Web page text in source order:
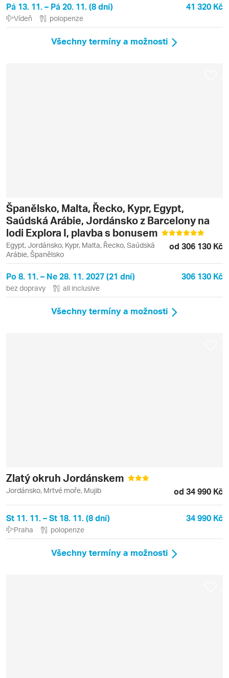
Pá 13. 11. – Pá 20. 11. (8 dní) 41 320 Kč
Vídeň polopenze
Všechny termíny a možnosti
Španělsko, Malta, Řecko, Kypr, Egypt,
Saúdská Arábie, Jordánsko z Barcelony na
lodi Explora I, plavba s bonusem
Egypt, Jordánsko, Kypr, Malta, Řecko, Saúdská
Arábie, Španělsko
od 306 130 Kč
Po 8. 11. – Ne 28. 11. 2027 (21 dní) 306 130 Kč
bez dopravy all inclusive
Všechny termíny a možnosti
Zlatý okruh Jordánskem
Jordánsko, Mrtvé moře, Mujib od 34 990 Kč
St 11. 11. – St 18. 11. (8 dní) 34 990 Kč
Praha polopenze
Všechny termíny a možnosti